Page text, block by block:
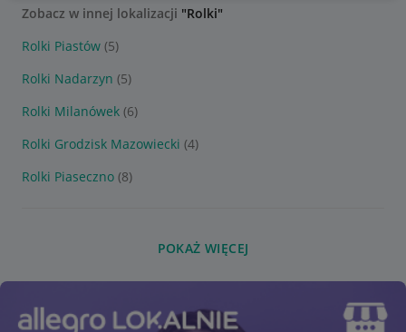
Zobacz w innej lokalizacji "Rolki"
Rolki Piastów (5)
Rolki Nadarzyn (5)
Rolki Milanówek (6)
Rolki Grodzisk Mazowiecki (4)
Rolki Piaseczno (8)
POKAŻ WIĘCEJ